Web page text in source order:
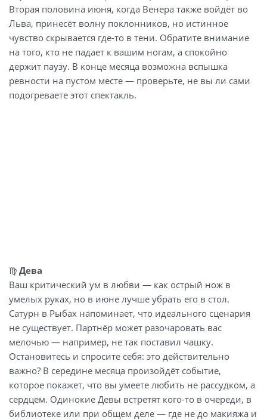
Вторая половина июня, когда Венера также войдёт во
Льва, принесёт волну поклонников, но истинное
чувство скрывается где-то в тени. Обратите внимание
на того, кто не падает к вашим ногам, а спокойно
держит паузу. В конце месяца возможна вспышка
ревности на пустом месте — проверьте, не вы ли сами
подогреваете этот спектакль.
♍ Дева
Ваш критический ум в любви — как острый нож в
умелых руках, но в июне лучше убрать его в стол.
Сатурн в Рыбах напоминает, что идеального сценария
не существует. Партнёр может разочаровать вас
мелочью — например, не так поставил чашку.
Остановитесь и спросите себя: это действительно
важно? В середине месяца произойдёт событие,
которое покажет, что вы умеете любить не рассудком, а
сердцем. Одинокие Девы встретят кого-то в очереди, в
библиотеке или при общем деле — где не до макияжа и